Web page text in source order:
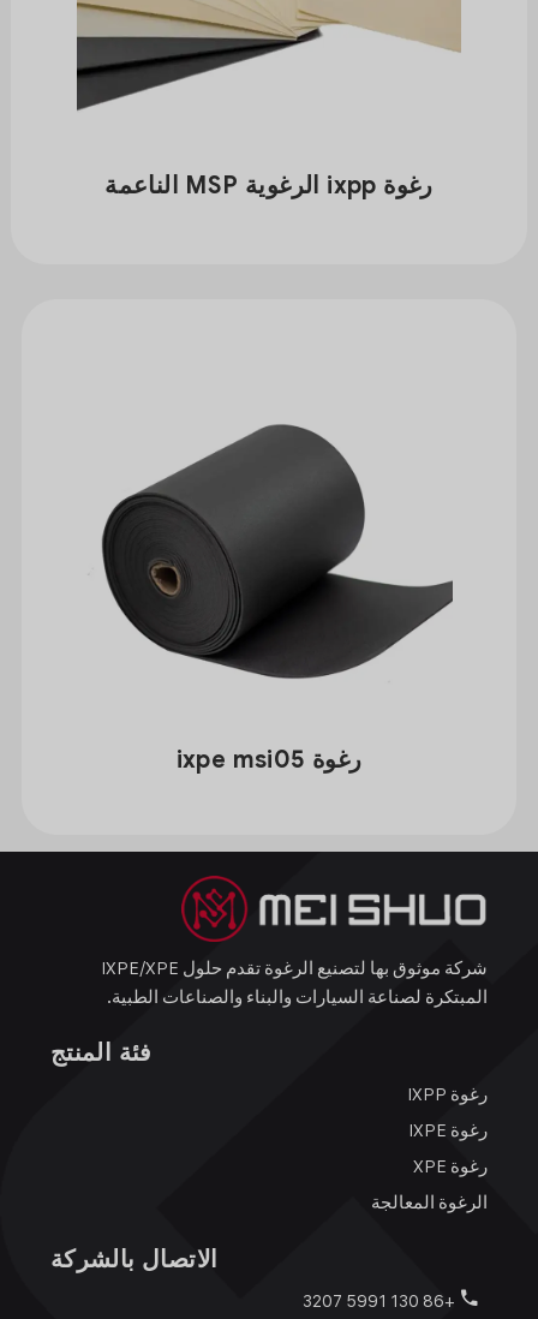
رغوة ixpp الرغوية MSP الناعمة
رغوة ixpe msi05
شركة موثوق بها لتصنيع الرغوة تقدم حلول IXPE/XPE
المبتكرة لصناعة السيارات والبناء والصناعات الطبية.
فئة المنتج
رغوة IXPP
رغوة IXPE
رغوة XPE
الرغوة المعالجة
الاتصال بالشركة
+86 130 5991 3207